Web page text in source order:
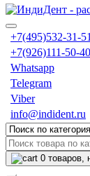
+7(495)532-31-51
+7(926)111-50-40
Whatsapp
Telegram
Viber
info@indident.ru
0 товаров,